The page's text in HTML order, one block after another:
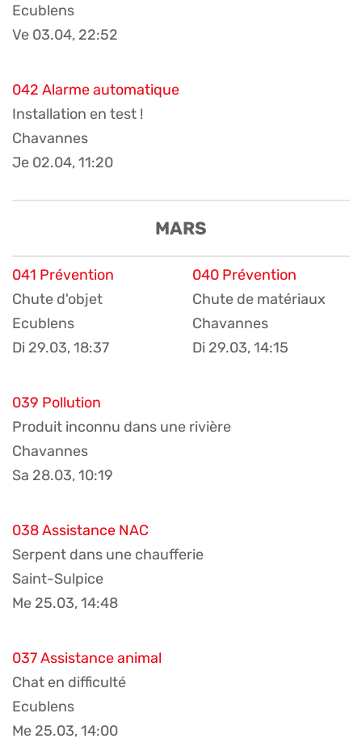
Ecublens
Ve 03.04, 22:52
042 Alarme automatique
Installation en test !
Chavannes
Je 02.04, 11:20
MARS
041 Prévention
Chute d'objet
Ecublens
Di 29.03, 18:37
040 Prévention
Chute de matériaux
Chavannes
Di 29.03, 14:15
039 Pollution
Produit inconnu dans une rivière
Chavannes
Sa 28.03, 10:19
038 Assistance NAC
Serpent dans une chaufferie
Saint-Sulpice
Me 25.03, 14:48
037 Assistance animal
Chat en difficulté
Ecublens
Me 25.03, 14:00